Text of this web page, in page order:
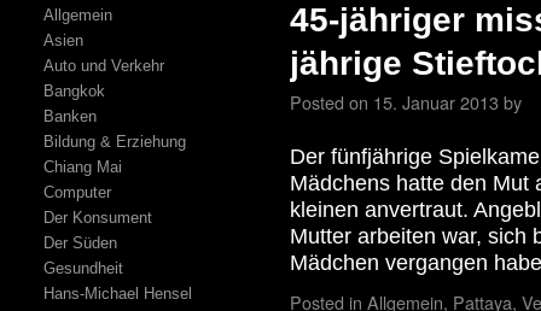
Allgemein
Asien
Auto und Verkehr
Bangkok
Banken
Bildung & Erziehung
Chiang Mai
Computer
Der Konsument
Der Süden
Gesundheit
Hans-Michael Hensel
45-jähriger
jährige
Posted on 15. Januar 2013 by
Der fünfjährige
Mädchens hatte den Mut
kleinen anvertraut.
Mutter arbeiten war, sich
Mädchen vergangen
Posted in Allgemein, Pattaya,